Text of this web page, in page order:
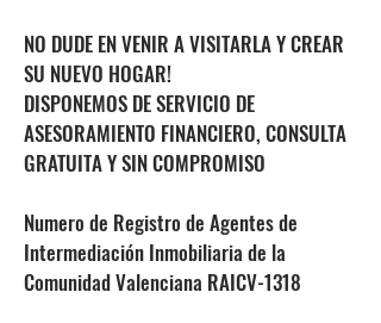
NO DUDE EN VENIR A VISITARLA Y CREAR
SU NUEVO HOGAR!
DISPONEMOS DE SERVICIO DE
ASESORAMIENTO FINANCIERO, CONSULTA
GRATUITA Y SIN COMPROMISO
Numero de Registro de Agentes de
Intermediación Inmobiliaria de la
Comunidad Valenciana RAICV-1318